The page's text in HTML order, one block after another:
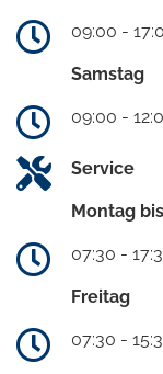
09:00 -
Samstag
09:00 -
Service
Montag
07:30 -
Freitag
07:30 -